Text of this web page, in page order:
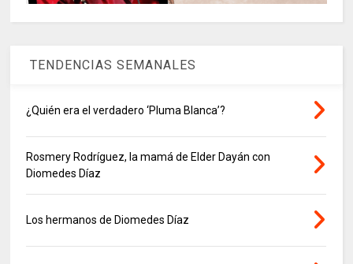
TENDENCIAS SEMANALES
¿Quién era el verdadero ‘Pluma Blanca’?
Rosmery Rodríguez, la mamá de Elder Dayán con
Diomedes Díaz
Los hermanos de Diomedes Díaz